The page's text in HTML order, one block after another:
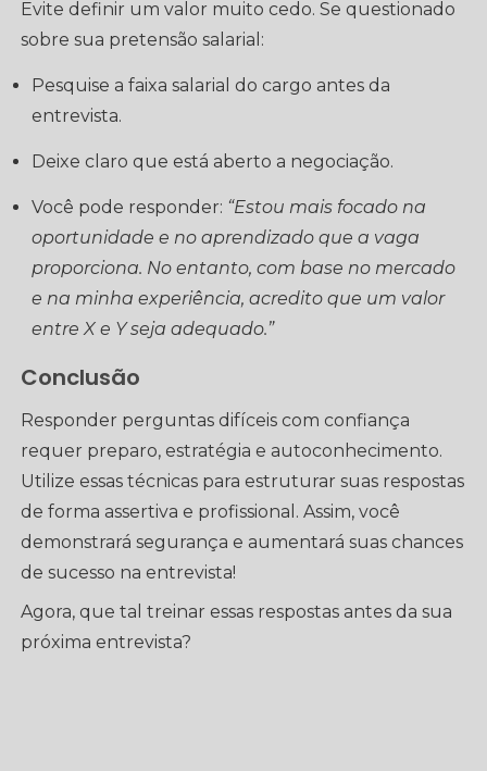
Evite definir um valor muito cedo. Se questionado
sobre sua pretensão salarial:
Pesquise a faixa salarial do cargo antes da
entrevista.
Deixe claro que está aberto a negociação.
Você pode responder: “Estou mais focado na
oportunidade e no aprendizado que a vaga
proporciona. No entanto, com base no mercado
e na minha experiência, acredito que um valor
entre X e Y seja adequado.”
Conclusão
Responder perguntas difíceis com confiança
requer preparo, estratégia e autoconhecimento.
Utilize essas técnicas para estruturar suas respostas
de forma assertiva e profissional. Assim, você
demonstrará segurança e aumentará suas chances
de sucesso na entrevista!
Agora, que tal treinar essas respostas antes da sua
próxima entrevista?